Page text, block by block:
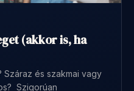
(akkor is, ha
és szakmai vagy
Szigorúan